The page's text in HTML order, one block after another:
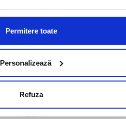
Permitere toate
Personalizează
Refuza
PISCU VECHI
PITESTI
PLOIESTI
PODARI
RADOVAN
RAST
RESITA